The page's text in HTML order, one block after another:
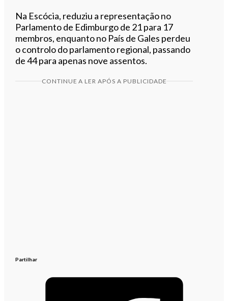
Na Escócia, reduziu a representação no
Parlamento de Edimburgo de 21 para 17
membros, enquanto no País de Gales perdeu
o controlo do parlamento regional, passando
de 44 para apenas nove assentos.
CONTINUE A LER APÓS A PUBLICIDADE
Partilhar